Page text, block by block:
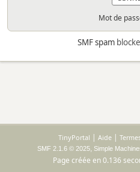
Mot de
SMF spam
TinyPortal | Aide|
SMF 2.1.6 © 2025, Simple
Page créée en 0.136